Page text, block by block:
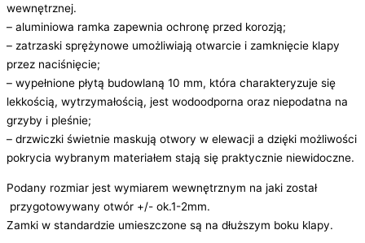
wewnętrznej.
– aluminiowa ramka zapewnia ochronę przed korozją;
– zatrzaski sprężynowe umożliwiają otwarcie i zamknięcie klapy
przez naciśnięcie;
– wypełnione płytą budowlaną 10 mm, która charakteryzuje się
lekkością, wytrzymałością, jest wodoodporna oraz niepodatna na
grzyby i pleśnie;
– drzwiczki świetnie maskują otwory w elewacji a dzięki możliwości
pokrycia wybranym materiałem stają się praktycznie niewidoczne.
Podany rozmiar jest wymiarem wewnętrznym na jaki został
przygotowywany otwór +/- ok.1-2mm.
Zamki w standardzie umieszczone są na dłuższym boku klapy.